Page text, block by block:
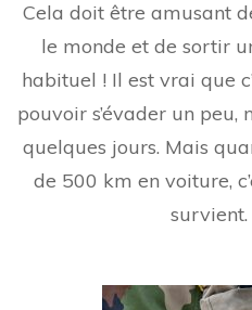
Cela doit être amusant
le monde et de sortir
habituel ! Il est vrai que
pouvoir s’évader un
quelques jours. Mais
de 500 km en voiture,